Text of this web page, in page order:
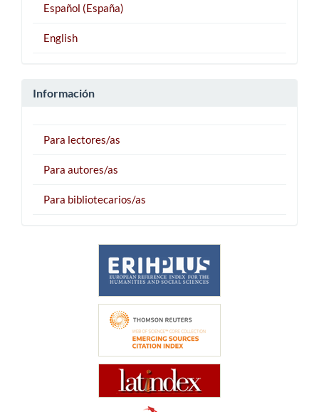
Español (España)
English
Información
Para lectores/as
Para autores/as
Para bibliotecarios/as